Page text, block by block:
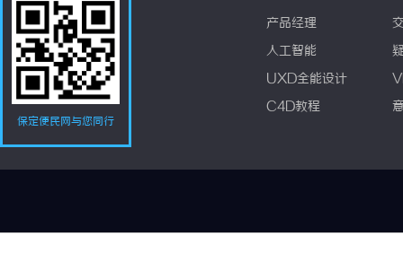
保定便民网与您同行
产品经理
人工智能
UXD全能设计
C4D教程